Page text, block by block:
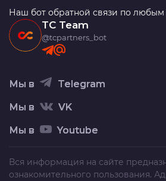
Наш бот обратной связи по
TC Team
@tcpartners_bot
Мы в Telegram
Мы в VK
Мы в Youtube
Вся информация на сайте
ознакомительного пользования.